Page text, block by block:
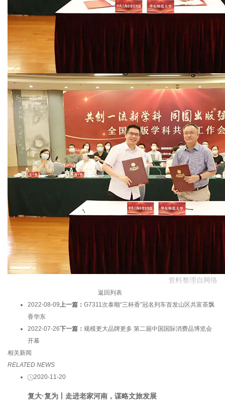
资料整理自网络
返回列表
2022-08-09上一篇： G7311次泰顺“三杯香”冠名列车首发山区共富茶飘
香华东
2022-07-26下一篇： 规模更大品牌更多 第二届中国国际消费品博览会
开幕
相关新闻
RELATED NEWS
2020-11-20
复大·复为丨走进老家河南，谋略文旅发展